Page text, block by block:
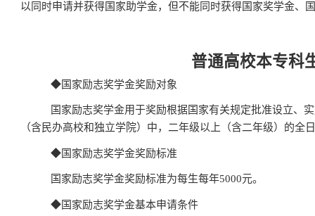
以同时申请并获得国家助学金，但不能同时获得国家奖学金、
普通高校本专科
◆国家励志奖学金奖励对象
国家励志奖学金用于奖励根据国家有关规定批准设立、
（含民办高校和独立学院）中，二年级以上（含二年级）的
◆国家励志奖学金奖励标准
国家励志奖学金奖励标准为每生每年5000元。
◆国家励志奖学金基本申请条件